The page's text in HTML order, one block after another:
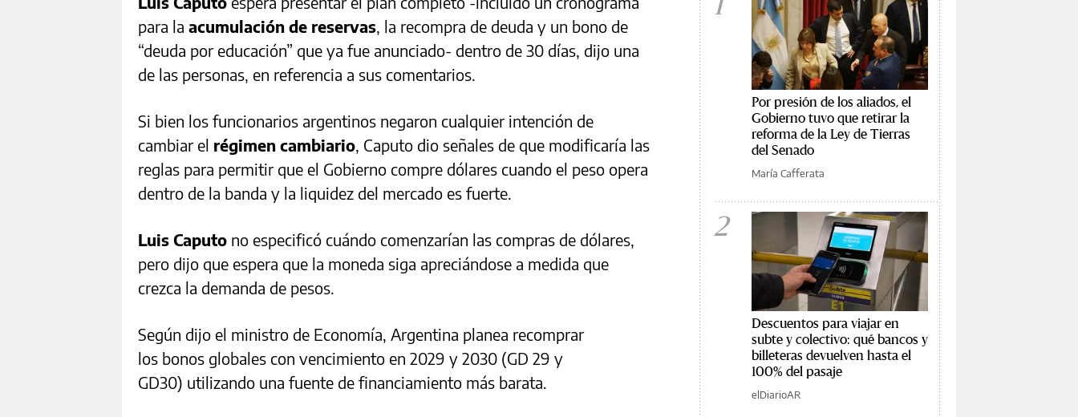
para la acumulación de reservas, la recompra de deuda y un bono de
“deuda por educación” que ya fue anunciado- dentro de 30 días, dijo una
de las personas, en referencia a sus comentarios.
Si bien los funcionarios argentinos negaron cualquier intención de
cambiar el régimen cambiario, Caputo dio señales de que modificaría las
reglas para permitir que el Gobierno compre dólares cuando el peso opera
dentro de la banda y la liquidez del mercado es fuerte.
Luis Caputo no especificó cuándo comenzarían las compras de dólares,
pero dijo que espera que la moneda siga apreciándose a medida que
crezca la demanda de pesos.
Según dijo el ministro de Economía, Argentina planea recomprar
los bonos globales con vencimiento en 2029 y 2030 (GD 29 y
GD30) utilizando una fuente de financiamiento más barata.
Por presión de los aliados, el
Gobierno tuvo que retirar la
reforma de la Ley de Tierras
del Senado
María Cafferata
2
Descuentos para viajar en
subte y colectivo: qué bancos y
billeteras devuelven hasta el
100% del pasaje
elDiarioAR